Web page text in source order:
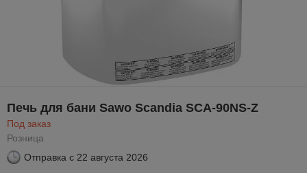
Печь для бани Sawo Scandia SCA-90NS-Z
Под заказ
Розница
Отправка с 22 августа 2026